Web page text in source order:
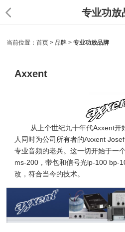
专业功放
当前位置：首页 >品牌 >专业功放品牌
Axxent
从上个世纪九十年代Axxent开
人 同时为公司所有者的Axxent Josef
专业音频的老兵。这一切开始于一
ms-200 ，带包和信号光lp-100 bp-
改，符合当今的技术。